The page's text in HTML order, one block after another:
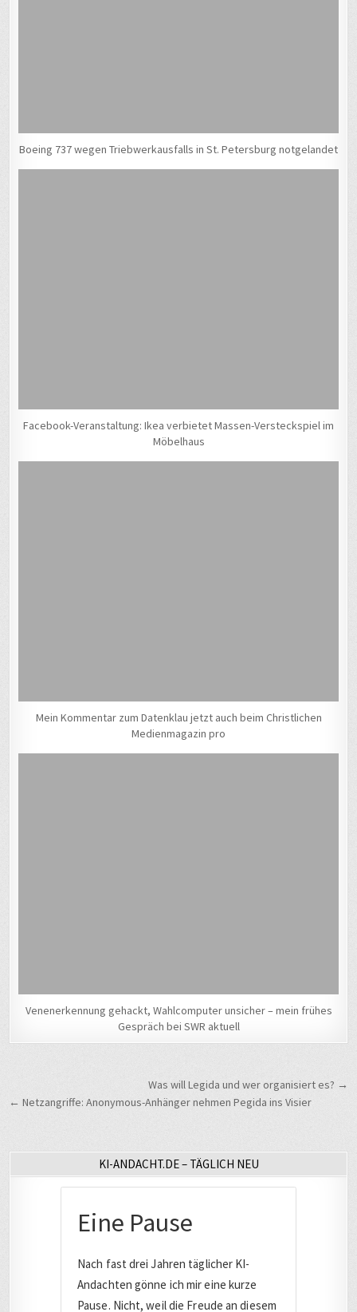
Boeing 737 wegen Triebwerkausfalls in St. Petersburg notgelandet
Facebook-Veranstaltung: Ikea verbietet Massen-Versteckspiel im
Möbelhaus
Mein Kommentar zum Datenklau jetzt auch beim Christlichen
Medienmagazin pro
Venenerkennung gehackt, Wahlcomputer unsicher – mein frühes
Gespräch bei SWR aktuell
BeitragsnavigationWas will Legida und wer organisiert es? →
← Netzangriffe: Anonymous-Anhänger nehmen Pegida ins Visier
KI-ANDACHT.DE – TÄGLICH NEU